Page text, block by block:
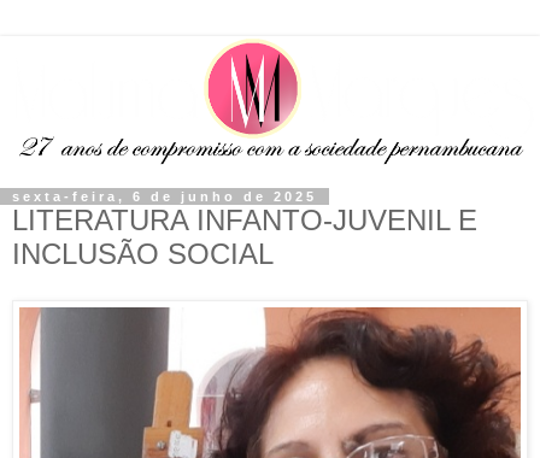
sexta-feira, 6 de junho de 2025
LITERATURA INFANTO-JUVENIL E
INCLUSÃO SOCIAL